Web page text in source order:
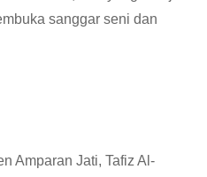
sanggar seni dan
Amparan Jati, Tafiz Al-